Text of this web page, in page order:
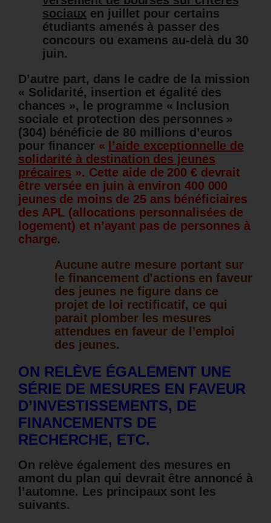
sociaux en juillet pour certains
étudiants amenés à passer des
concours ou examens au-delà du 30
juin.
D’autre part, dans le cadre de la mission
« Solidarité, insertion et égalité des
chances », le programme « Inclusion
sociale et protection des personnes »
(304) bénéficie de 80 millions d’euros
pour financer « l’aide exceptionnelle de
solidarité à destination des jeunes
précaires ». Cette aide de 200 € devrait
être versée en juin à environ 400 000
jeunes de moins de 25 ans bénéficiaires
des APL (allocations personnalisées de
logement) et n’ayant pas de personnes à
charge.
Aucune autre mesure portant sur
le financement d’actions en faveur
des jeunes ne figure dans ce
projet de loi rectificatif, ce qui
parait plomber les mesures
attendues en faveur de l’emploi
des jeunes.
ON RELÈVE ÉGALEMENT UNE
SÉRIE DE MESURES EN FAVEUR
D’INVESTISSEMENTS, DE
FINANCEMENTS DE
RECHERCHE, ETC.
On relève également des mesures en
amont du plan qui devrait être annoncé à
l’automne. Les principaux sont les
suivants.